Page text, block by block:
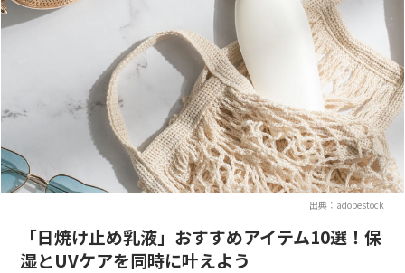
出典：adobestock
「日焼け止め乳液」おすすめアイテム10選！保
湿とUVケアを同時に叶えよう